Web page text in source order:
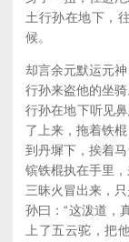
土行孙在地下，
候。
却言余元默运元
行孙来盗他的坐
行孙在地下听见
了上来，拖着铁
到丹墀下，挨着
镔铁棍执在手里
三昧火冒出来，
孙曰：“这泼道，
上了五云驼，把